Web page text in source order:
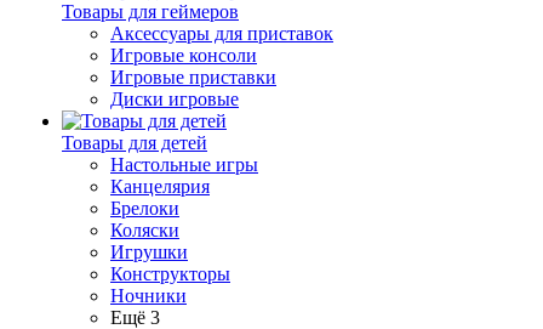
Товары для геймеров
Аксессуары для приставок
Игровые консоли
Игровые приставки
Диски игровые
Товары для детей
Настольные игры
Канцелярия
Брелоки
Коляски
Игрушки
Конструкторы
Ночники
Ещё 3